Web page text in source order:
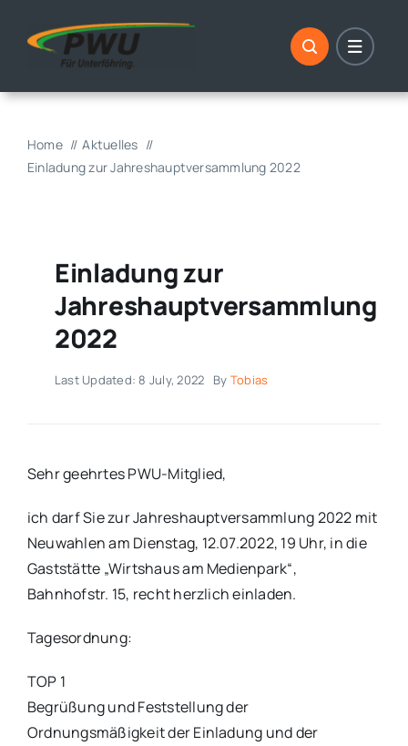
Home
Aktuelles
Einladung zur Jahreshauptversammlung 2022
Einladung zur
Jahreshauptversammlung
2022
Last Updated: 8 July, 2022 By Tobias
Sehr geehrtes PWU-Mitglied,
ich darf Sie zur Jahreshauptversammlung 2022 mit
Neuwahlen am Dienstag, 12.07.2022, 19 Uhr, in die
Gaststätte „Wirtshaus am Medienpark“,
Bahnhofstr. 15, recht herzlich einladen.
Tagesordnung:
TOP 1
Begrüßung und Feststellung der
Ordnungsmäßigkeit der Einladung und der